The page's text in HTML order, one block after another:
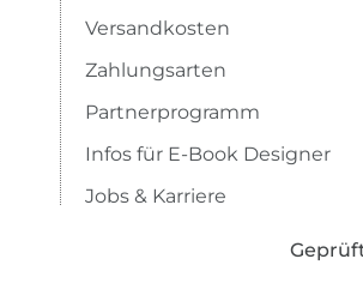
Versandkosten
Zahlungsarten
Partnerprogramm
Infos für E-Book Designer
Jobs & Karriere